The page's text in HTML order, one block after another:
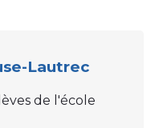
Lautrec
de l'école